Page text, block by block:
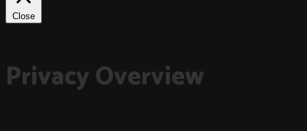
Close
Privacy Overview